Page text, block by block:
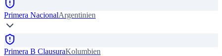
Primera NacionalArgentinien
Primera B ClausuraKolumbien